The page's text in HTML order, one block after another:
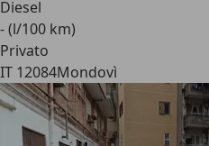
Diesel
- (l/100 km)
Privato
IT 12084Mondovì